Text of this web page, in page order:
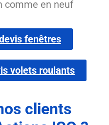
comme en neuf
fenêtres
volets roulants
clients